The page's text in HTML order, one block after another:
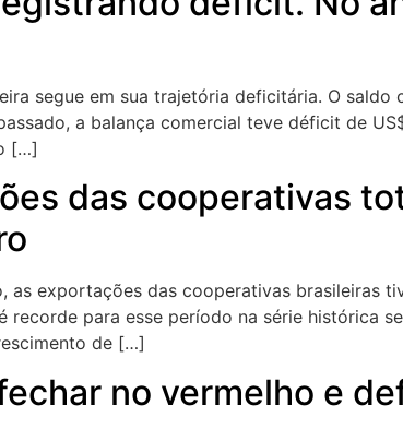
segue em sua trajetória deficitária. O saldo
a balança comercial teve déficit de
[…]
das cooperativas
exportações das cooperativas brasileiras
para esse período na série histórica
de […]
no vermelho e